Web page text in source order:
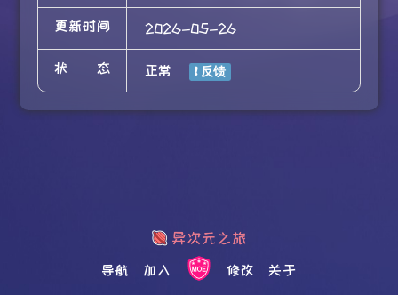
更新时间 2026-05-26
状态 正常
导航 加入 修改 关于